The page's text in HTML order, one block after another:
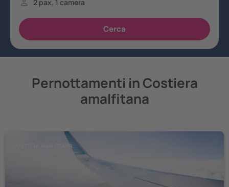
Pernottamenti in Costiera
amalfitana
COSTIERA AMALFITANA